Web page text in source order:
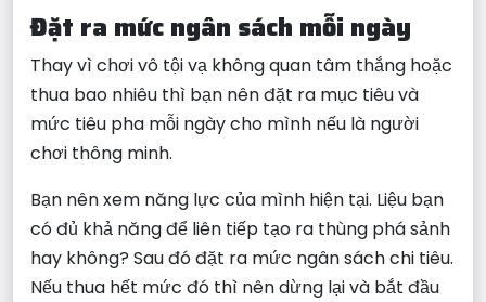
Đặt ra mức ngân sách mỗi ngày
Thay vì chơi vô tội vạ không quan tâm thắng hoặc
thua bao nhiêu thì bạn nên đặt ra mục tiêu và
mức tiêu pha mỗi ngày cho mình nếu là người
chơi thông minh.
Bạn nên xem năng lực của mình hiện tại. Liệu bạn
có đủ khả năng để liên tiếp tạo ra thùng phá sảnh
hay không? Sau đó đặt ra mức ngân sách chi tiêu.
Nếu thua hết mức đó thì nên dừng lại và bắt đầu